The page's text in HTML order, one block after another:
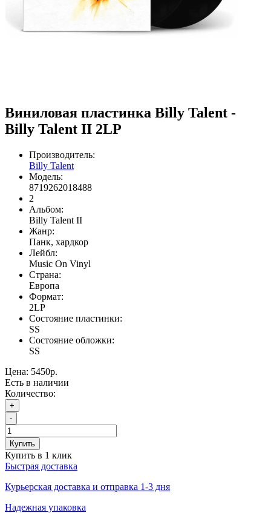
Виниловая пластинка Billy Talent -
Billy Talent II 2LP
Производитель:
Billy Talent
Модель:
8719262018488
2
Альбом:
Billy Talent II
Жанр:
Панк, хардкор
Лейбл:
Music On Vinyl
Страна:
Европа
Формат:
2LP
Состояние пластинки:
SS
Состояние обложки:
SS
Цена: 5450р.
Есть в наличии
Количество:
+
-
Купить
Купить в 1 клик
Быстрая доставка
Курьерская доставка и отправка 1-3 дня
Надежная упаковка